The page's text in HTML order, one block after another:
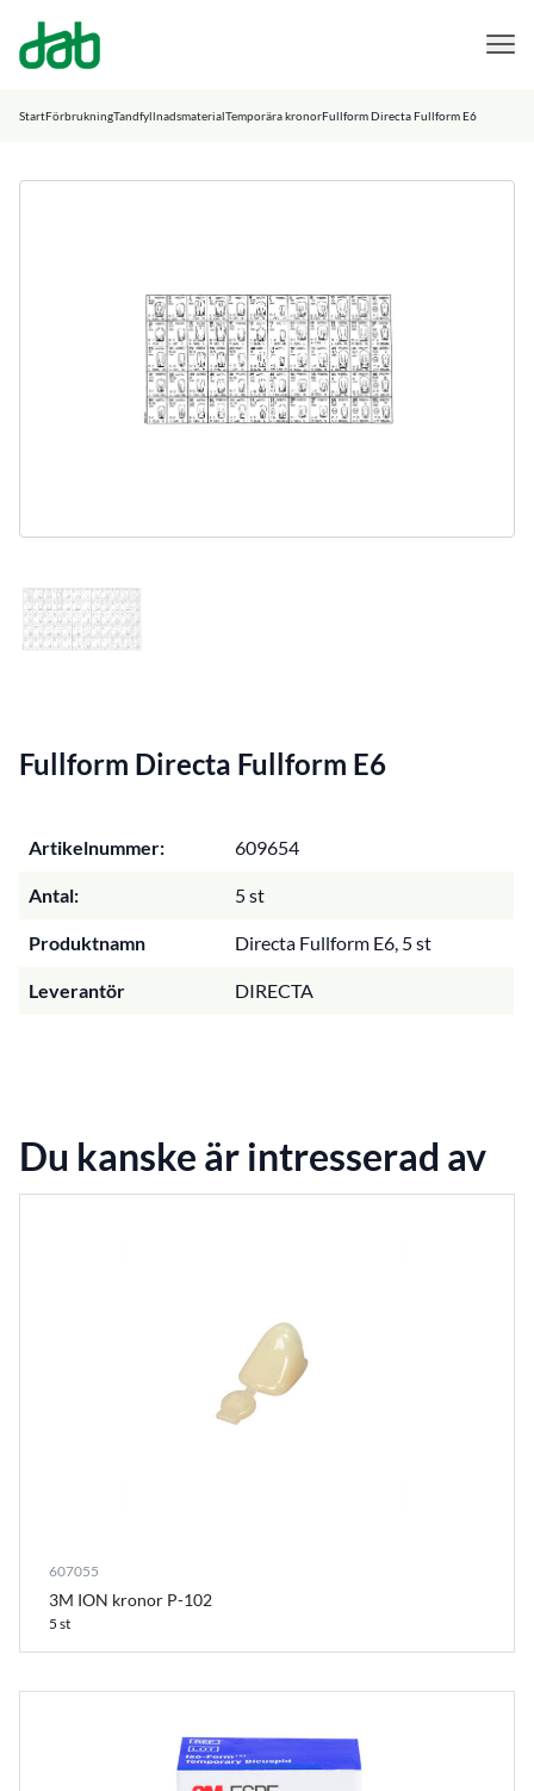
DAB Dental
StartFörbrukningTandfyllnadsmaterialTemporära kronorFullform Directa Fullform E6
Fullform Directa Fullform E6
Artikelnummer: 609654
Antal: 5 st
Produktnamn Directa Fullform E6, 5 st
Leverantör DIRECTA
Du kanske är intresserad av
607055
3M ION kronor P-102
5 st